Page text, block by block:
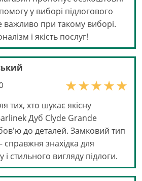
у виборі підлогового
важливо при такому виборі.
і якість послуг!
тих, хто шукає якісну
Дуб Clyde Grande
до деталей. Замковий тип
справжня знахідка для
стильного вигляду підлоги.